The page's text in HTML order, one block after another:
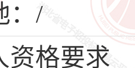
：/
资格要求